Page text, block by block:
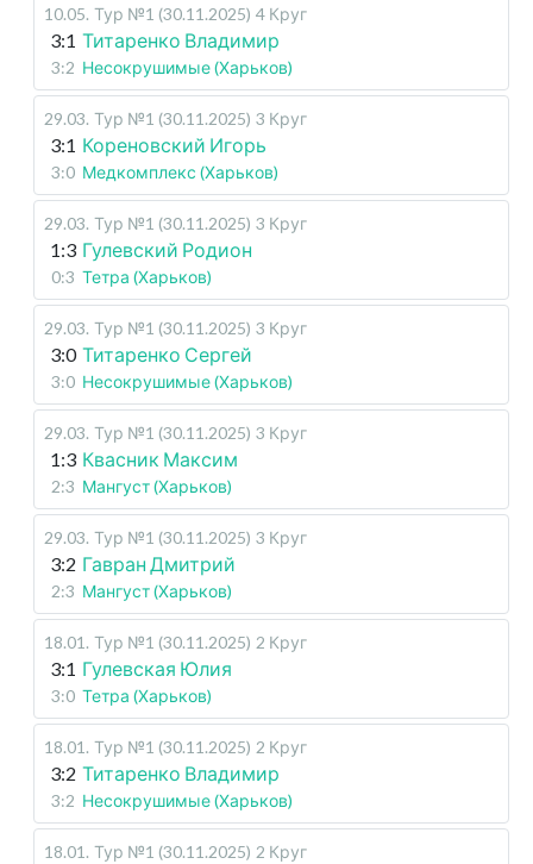
10.05. Тур №1 (30.11.2025) 4 Круг
3:1 Титаренко Владимир
3:2 Несокрушимые (Харьков)
29.03. Тур №1 (30.11.2025) 3 Круг
3:1 Кореновский Игорь
3:0 Медкомплекс (Харьков)
29.03. Тур №1 (30.11.2025) 3 Круг
1:3 Гулевский Родион
0:3 Тетра (Харьков)
29.03. Тур №1 (30.11.2025) 3 Круг
3:0 Титаренко Сергей
3:0 Несокрушимые (Харьков)
29.03. Тур №1 (30.11.2025) 3 Круг
1:3 Квасник Максим
2:3 Мангуст (Харьков)
29.03. Тур №1 (30.11.2025) 3 Круг
3:2 Гавран Дмитрий
2:3 Мангуст (Харьков)
18.01 . Тур №1 (30.11.2025) 2 Круг
3:1 Гулевская Юлия
3:0 Тетра (Харьков)
18.01 . Тур №1 (30.11.2025) 2 Круг
3:2 Титаренко Владимир
3:2 Несокрушимые (Харьков)
18.01 . Тур №1 (30.11.2025) 2 Круг